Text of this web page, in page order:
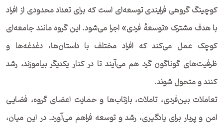
کوچینگ گروهی فرایندی توسعه‌ای است که برای تعداد محدودی از افراد
با هدف مشترک «توسعهٔ فردی» اجرا می‌شود. این گروه مانند جامعه‌ای
کوچک عمل می‌کند که افراد مختلف با داستان‌ها، دغدغه‌ها و
ظرفیت‌های گوناگون گرد هم می‌آیند تا در کنار یکدیگر بیاموزند، رشد
کنند و متحول شوند.
تعاملات بین‌فردی، تاملات، بازتاب‌ها و حمایت اعضای گروه، فضایی
امن و پربار برای یادگیری، رشد و توسعه فراهم می‌آورد. در این میان،